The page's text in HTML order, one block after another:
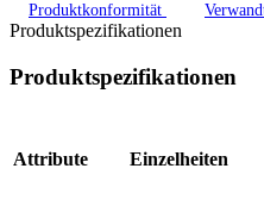
Produktkonformität
Produktspezifikationen
Produktspezifikationen
Attribute Einzelheiten